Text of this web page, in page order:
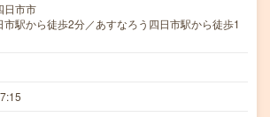
日市市
市駅から徒歩2分／あすなろう四日市駅から徒歩1